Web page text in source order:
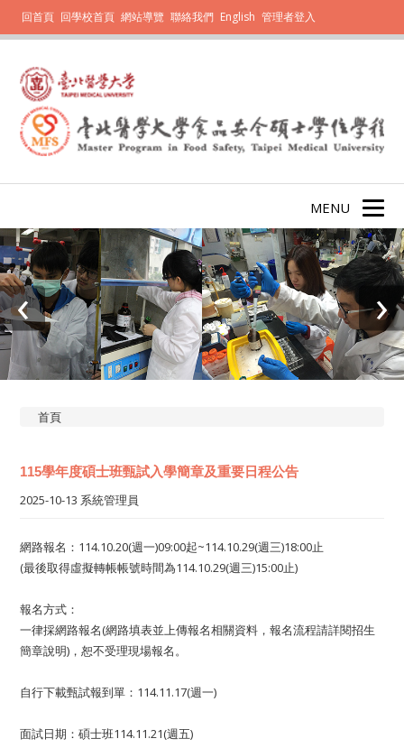
回首頁 回學校首頁 網站導覽 聯絡我們 English 管理者登入
MENU
‹ ›
首頁
115學年度碩士班甄試入學簡章及重要日程公告
2025-10-13 系統管理員
網路報名：114.10.20(週一)09:00起~114.10.29(週三)18:00止
(最後取得虛擬轉帳帳號時間為114.10.29(週三)15:00止)
報名方式：
一律採網路報名(網路填表並上傳報名相關資料，報名流程請詳閱招生
簡章說明)，恕不受理現場報名。
自行下載甄試報到單：114.11.17(週一)
面試日期：碩士班114.11.21(週五)